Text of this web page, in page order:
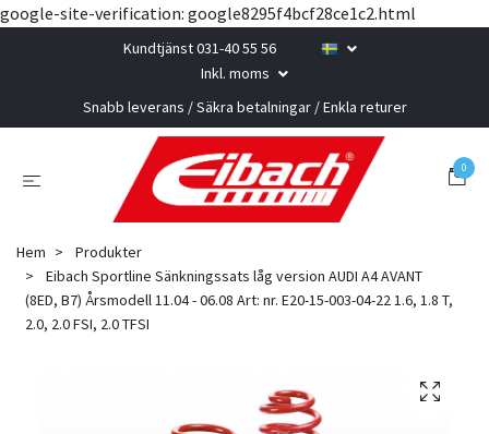
google-site-verification: google8295f4bcf28ce1c2.html
Kundtjänst 031-40 55 56
Inkl. moms
Snabb leverans / Säkra betalningar / Enkla returer
0
Hem
Produkter
Eibach Sportline Sänkningssats låg version AUDI A4 AVANT
(8ED, B7) Årsmodell 11.04 - 06.08 Art: nr. E20-15-003-04-22 1.6, 1.8 T,
2.0, 2.0 FSI, 2.0 TFSI